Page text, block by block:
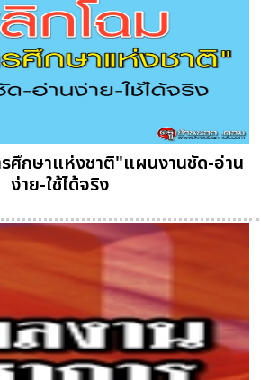
ศึกษาแห่งชาติ"แผนงานชัด-อ่าน
ง่าย-ใช้ได้จริง